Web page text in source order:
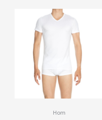
Hom